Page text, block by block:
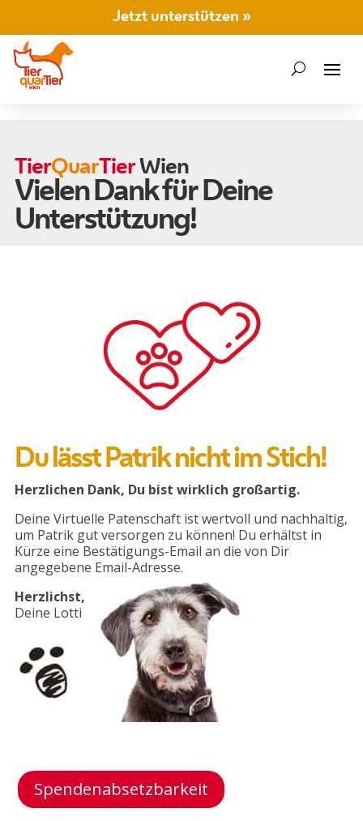
Jetzt unterstützen »
TierQuarTierWien
Vielen Dank für Deine
Unterstützung!
Du lässt Patrik nicht im Stich!
Herzlichen Dank, Du bist wirklich großartig.
Deine Virtuelle Patenschaft ist wertvoll und nachhaltig,
um Patrik gut versorgen zu können! Du erhältst in
Kürze eine Bestätigungs-Email an die von Dir
angegebene Email-Adresse.
Herzlichst,
Deine Lotti
Spendenabsetzbarkeit